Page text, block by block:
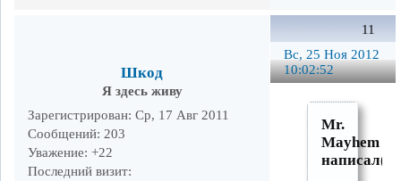
11
Вс, 25 Ноя 2012
10:02:52
Шкод
Я здесь живу
Зарегистрирован: Ср, 17 Авг 2011
Сообщений: 203
Уважение: +22
Последний визит:
Mr.
Mayhem